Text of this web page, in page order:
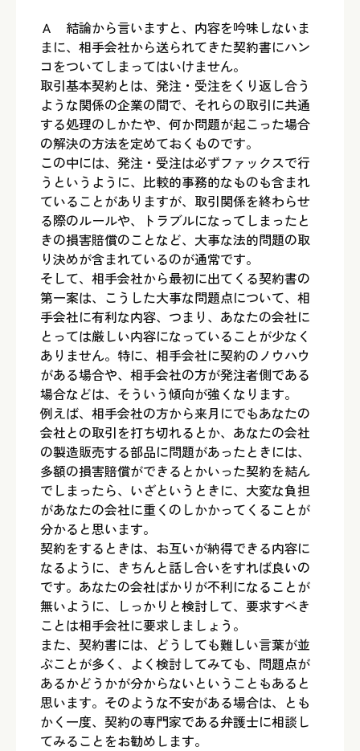
Ａ 結論から言いますと、内容を吟味しないま
まに、相手会社から送られてきた契約書にハン
コをついてしまってはいけません。
取引基本契約とは、発注・受注をくり返し合う
ような関係の企業の間で、それらの取引に共通
する処理のしかたや、何か問題が起こった場合
の解決の方法を定めておくものです。
この中には、発注・受注は必ずファックスで行
うというように、比較的事務的なものも含まれ
ていることがありますが、取引関係を終わらせ
る際のルールや、トラブルになってしまったと
きの損害賠償のことなど、大事な法的問題の取
り決めが含まれているのが通常です。
そして、相手会社から最初に出てくる契約書の
第一案は、こうした大事な問題点について、相
手会社に有利な内容、つまり、あなたの会社に
とっては厳しい内容になっていることが少なく
ありません。特に、相手会社に契約のノウハウ
がある場合や、相手会社の方が発注者側である
場合などは、そういう傾向が強くなります。
例えば、相手会社の方から来月にでもあなたの
会社との取引を打ち切れるとか、あなたの会社
の製造販売する部品に問題があったときには、
多額の損害賠償ができるとかいった契約を結ん
でしまったら、いざというときに、大変な負担
があなたの会社に重くのしかかってくることが
分かると思います。
契約をするときは、お互いが納得できる内容に
なるように、きちんと話し合いをすれば良いの
です。あなたの会社ばかりが不利になることが
無いように、しっかりと検討して、要求すべき
ことは相手会社に要求しましょう。
また、契約書には、どうしても難しい言葉が並
ぶことが多く、よく検討してみても、問題点が
あるかどうかが分からないということもあると
思います。そのような不安がある場合は、とも
かく一度、契約の専門家である弁護士に相談し
てみることをお勧めします。